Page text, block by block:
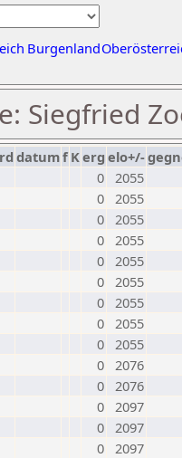
Burgenland
Siegfried
rd datumf Kerg elo+/-
0 2055
0 2055
0 2055
0 2055
0 2055
0 2055
0 2055
0 2055
0 2055
0 2076
0 2076
0 2097
0 2097
0 2097